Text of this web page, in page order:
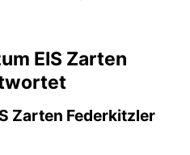
EIS Zarten
Zarten Federkitzler